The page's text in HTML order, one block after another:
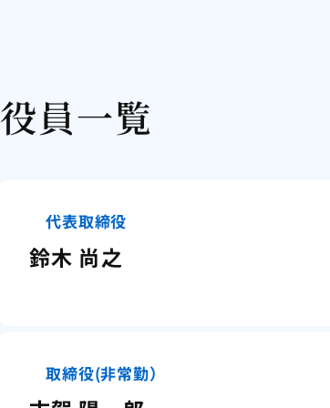
役員一覧
代表取締役
鈴木 尚之
取締役(非常勤）